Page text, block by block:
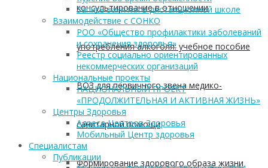
консультирование в отношении
употребления алкоголя: учебное пособие
ВОЗ для первичного звена медико-
санитарной помощи
Формирование здорового образа жизни
Запись занятия в дистанционной школе
Взаимодействие с СОНКО
РОО «Общество профилактики заболеваний
и сохранения здоровья»
Реестр социально ориентированных
некоммерческих организаций
Национальные проекты
НАЦИОНАЛЬНЫЙ ПРОЕКТ
«ПРОДОЛЖИТЕЛЬНАЯ И АКТИВНАЯ ЖИЗНЬ»
Центры Здоровья
Адреса Центров Здоровья
Мобильный Центр здоровья
Cпециалистам
Публикации